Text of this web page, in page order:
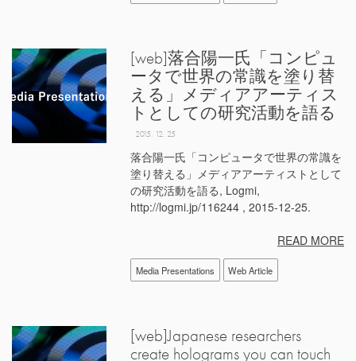
[web]落合陽一氏「コンピュ
ータで世界の常識を塗り替
える」メディアアーティス
トとしての研究活動を語る
2015. 12. 25
落合陽一氏「コンピュータで世界の常識を
塗り替える」メディアアーティストとして
の研究活動を語る, Logmi,
http://logmi.jp/116244 , 2015-12-25.
READ MORE
Media Presentations Web Article
[web]Japanese researchers
create holograms you can touch